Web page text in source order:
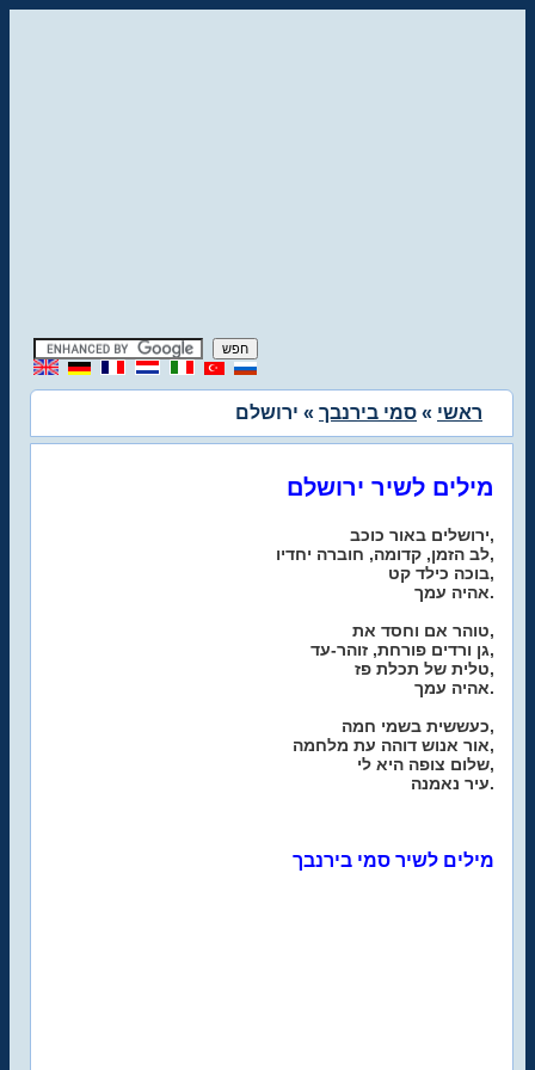
ראשי » סמי בירנבך » ירושלם
מילים לשיר ירושלם
ירושלים באור כוכב,
לב הזמן, קדומה, חוברה יחדיו,
בוכה כילד קט,
אהיה עמך.
טוהר אם וחסד את,
גן ורדים פורחת, זוהר-עד,
טלית של תכלת פז,
אהיה עמך.
כעששית בשמי חמה,
אור אנוש דוהה עת מלחמה,
שלום צופה היא לי,
עיר נאמנה.
מילים לשיר סמי בירנבך